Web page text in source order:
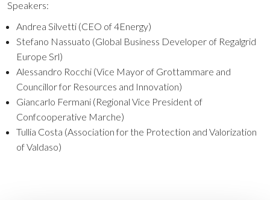
Speakers:
Andrea Silvetti (CEO of 4Energy)
Stefano Nassuato (Global Business Developer of Regalgrid
Europe Srl)
Alessandro Rocchi (Vice Mayor of Grottammare and
Councillor for Resources and Innovation)
Giancarlo Fermani (Regional Vice President of
Confcooperative Marche)
Tullia Costa (Association for the Protection and Valorization
of Valdaso)